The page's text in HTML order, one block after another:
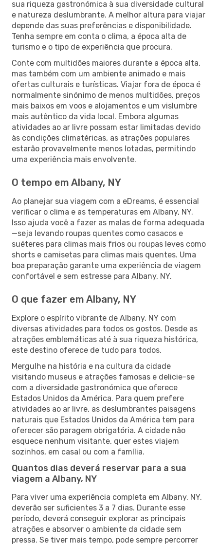
sua riqueza gastronómica à sua diversidade cultural
e natureza deslumbrante. A melhor altura para viajar
depende das suas preferências e disponibilidade.
Tenha sempre em conta o clima, a época alta de
turismo e o tipo de experiência que procura.
Conte com multidões maiores durante a época alta,
mas também com um ambiente animado e mais
ofertas culturais e turísticas. Viajar fora de época é
normalmente sinónimo de menos multidões, preços
mais baixos em voos e alojamentos e um vislumbre
mais autêntico da vida local. Embora algumas
atividades ao ar livre possam estar limitadas devido
às condições climatéricas, as atrações populares
estarão provavelmente menos lotadas, permitindo
uma experiência mais envolvente.
O tempo em Albany, NY
Ao planejar sua viagem com a eDreams, é essencial
verificar o clima e as temperaturas em Albany, NY.
Isso ajuda você a fazer as malas de forma adequada
—seja levando roupas quentes como casacos e
suéteres para climas mais frios ou roupas leves como
shorts e camisetas para climas mais quentes. Uma
boa preparação garante uma experiência de viagem
confortável e sem estresse para Albany, NY.
O que fazer em Albany, NY
Explore o espírito vibrante de Albany, NY com
diversas atividades para todos os gostos. Desde as
atrações emblemáticas até à sua riqueza histórica,
este destino oferece de tudo para todos.
Mergulhe na história e na cultura da cidade
visitando museus e atrações famosas e delicie-se
com a diversidade gastronómica que oferece
Estados Unidos da América. Para quem prefere
atividades ao ar livre, as deslumbrantes paisagens
naturais que Estados Unidos da América tem para
oferecer são paragem obrigatória. A cidade não
esquece nenhum visitante, quer estes viajem
sozinhos, em casal ou com a família.
Quantos dias deverá reservar para a sua
viagem a Albany, NY
Para viver uma experiência completa em Albany, NY,
deverão ser suficientes 3 a 7 dias. Durante esse
período, deverá conseguir explorar as principais
atrações e absorver o ambiente da cidade sem
pressa. Se tiver mais tempo, pode sempre percorrer